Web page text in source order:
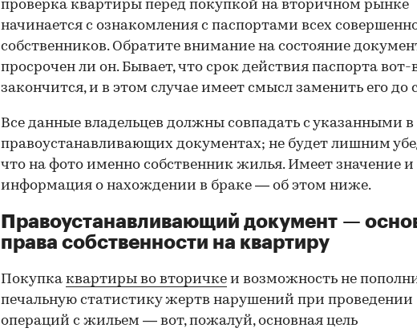
проверка квартиры перед покупкой на вторичном рынке
начинается с ознакомления с паспортами всех
собственников. Обратите внимание на состояние
просрочен ли он. Бывает, что срок действия паспорта вот-
закончится, и в этом случае имеет смысл заменить его до
Все данные владельцев должны совпадать с указанными в
правоустанавливающих документах; не будет лишним
что на фото именно собственник жилья. Имеет значение и
информация о нахождении в браке — об этом ниже.
Правоустанавливающий документ —
права собственности на квартиру
Покупка квартиры во вторичке и возможность не
печальную статистику жертв нарушений при проведении
операций с жильем — вот, пожалуй, основная цель